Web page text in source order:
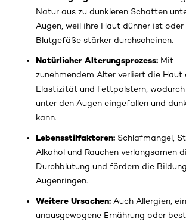
Natur aus zu dunkleren Schatten
Augen, weil ihre Haut dünner ist oder
Blutgefäße stärker durchscheinen.
Natürlicher Alterungsprozess: Mit
zunehmendem Alter verliert die Haut
Elastizität und Fettpolstern,
unter den Augen eingefallen und
kann.
Lebensstilfaktoren: Schlafmangel,
Alkohol und Rauchen verlangsamen
Durchblutung und fördern die
Augenringen.
Weitere Ursachen: Auch Allergien,
unausgewogene Ernährung oder